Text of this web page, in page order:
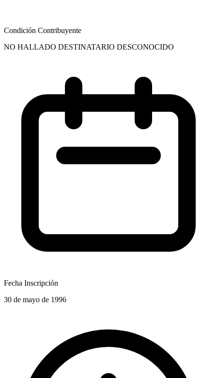
Condición Contribuyente
NO HALLADO DESTINATARIO DESCONOCIDO
Fecha Inscripción
30 de mayo de 1996